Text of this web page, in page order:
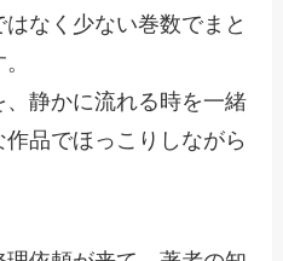
なく少ない巻数でまと
静かに流れる時を一緒
品でほっこりしながら